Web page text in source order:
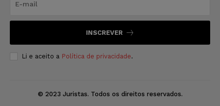
INSCREVER
Li e aceito a Política de privacidade.
© 2023 Juristas. Todos os direitos reservados.